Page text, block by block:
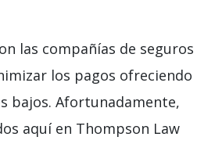
las compañías de seguros
los pagos ofreciendo
bajos. Afortunadamente,
aquí en Thompson Law